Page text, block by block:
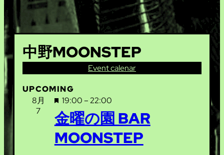
中野MOONSTEP
Event calenar
UPCOMING
8月
7
注
目
19:00–22:00
金曜の園 BAR
MOONSTEP